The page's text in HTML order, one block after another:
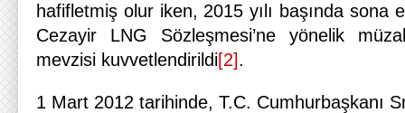
hafifletmiş olur iken, 2015 yılı başında sona
Cezayir LNG Sözleşmesi’ne yönelik
mevzisi kuvvetlendirildi[2].
1 Mart 2012 tarihinde, T.C. Cumhurbaşkanı